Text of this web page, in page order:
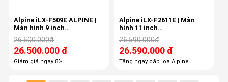
Alpine iLX-F509E ALPINE |
Màn hình 9 inch
Carplay/Android Auto (
Halo9)
26.500.000đ
26.500.000 đ
Giảm giá ngay 8%
Alpine iLX-F2611E | Màn
hình 11 inch
Carplay/Android Auto
(Halo11)
26.590.000đ
26.590.000 đ
Tặng ngay cặp loa Alpine